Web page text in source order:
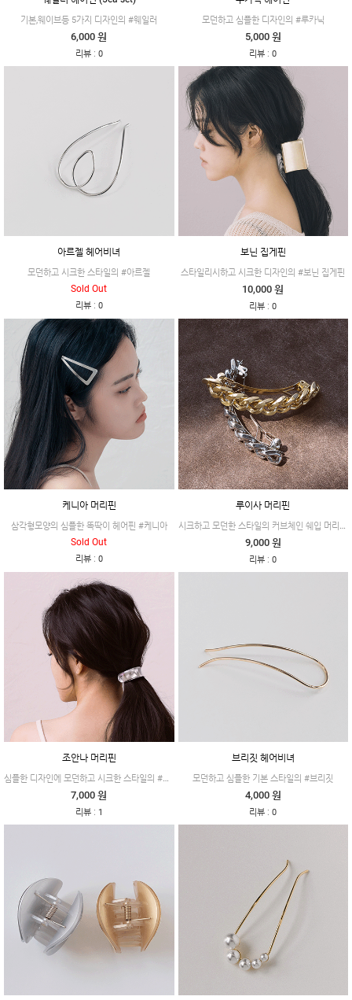
기본,웨이브등 5가지 디자인의 #웨일러
6,000 원
리뷰: 0
모던하고 심플한 디자인의 #루카닉
5,000 원
리뷰 :0
아르젤 헤어비녀
모던하고 시크한 스타일의 #아르젤
Sold Out
리뷰: 0
보닌 집게핀
스타일리시하고 시크한 디자인의 #보닌 집게핀
10,000 원
리뷰 :0
케니아 머리핀
삼각형모양의 심플한 똑딱이 헤어핀 #케니아
Sold Out
리뷰: 0
루이사 머리핀
시크하고 모던한 스타일의 커브체인 쉐입 머리핀 #루이사
9,000 원
리뷰 :0
조안나 머리핀
심플한 디자인에 모던하고 시크한 스타일의 #조안나
7,000 원
리뷰: 1
브리짓 헤어비녀
모던하고 심플한 기본 스타일의 #브리짓
4,000 원
리뷰 :0